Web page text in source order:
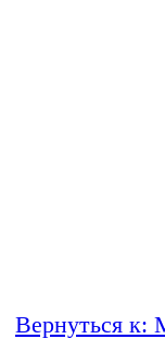
Вернуться к: